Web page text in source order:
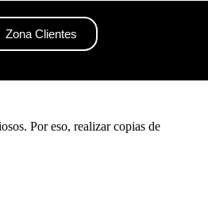
Zona Clientes
Por eso, realizarcopias de